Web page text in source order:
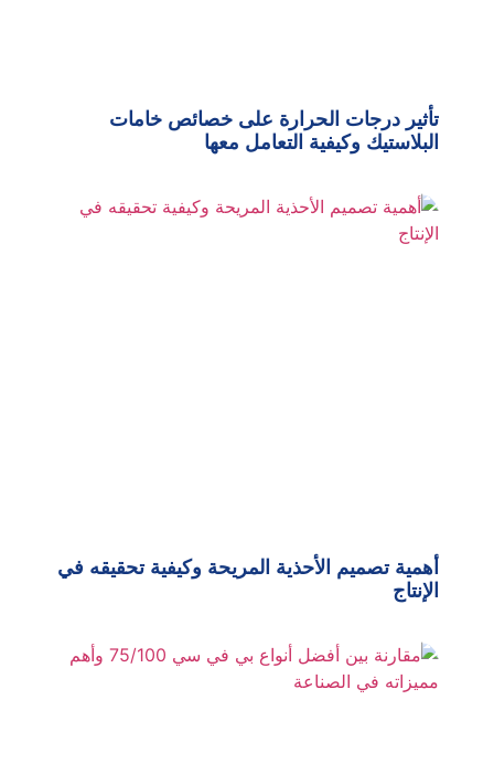
تأثير درجات الحرارة على خصائص خامات
البلاستيك وكيفية التعامل معها
أهمية تصميم الأحذية المريحة وكيفية تحقيقه في
الإنتاج